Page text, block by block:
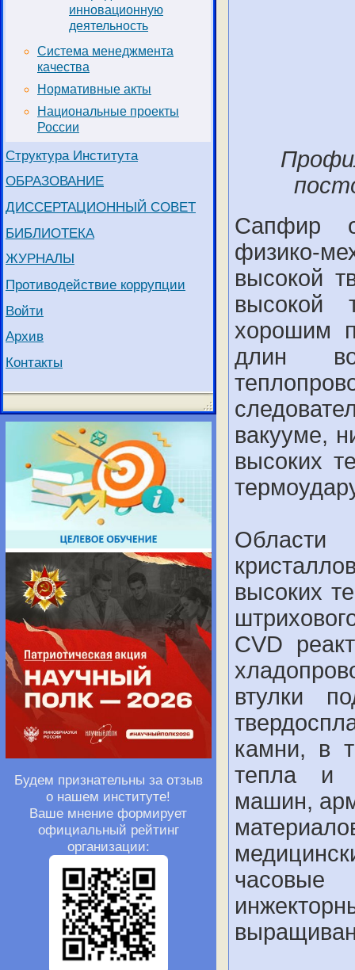
инновационную
деятельность
Система менеджмента
качества
Нормативные акты
Национальные проекты
России
Структура Института
ОБРАЗОВАНИЕ
ДИССЕРТАЦИОННЫЙ СОВЕТ
БИБЛИОТЕКА
ЖУРНАЛЫ
Противодействие коррупции
Войти
Архив
Контакты
Будем признательны за отзыв
о нашем институте!
Ваше мнение формирует
официальный рейтинг
организации:
Сапфир
физико-
высокой
высокой
хорошим
длин
вакууме,
высоких
Области
высоких
CVD
втулки
камни, в
тепла и
машин,